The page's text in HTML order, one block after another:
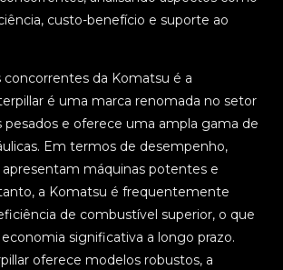
custo-benefício e suporte ao
concorrentes da Komatsu é a
é uma marca renomada no setor
e oferece uma ampla gama de
Em termos de desempenho,
apresentam máquinas potentes e
a Komatsu é frequentemente
de combustível superior, o que
significativa a longo prazo.
oferece modelos robustos, a